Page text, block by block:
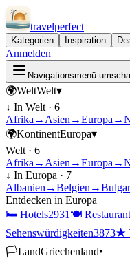
travelperfect
Kategorien Inspiration
Anmelden
Navigationsmenü
🌍WeltWelt▾
↓ In Welt · 6
Afrika → Asien →Europa →
🌍KontinentEuropa▾
Welt · 6
Afrika → Asien →Europa →
↓ In Europa · 7
Albanien →Belgien →
Entdecken in Europa
🛏 Hotels2931 🍽
Sehenswürdigkeiten3873★
🏳LandGriechenland▾